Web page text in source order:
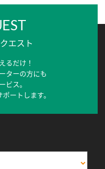
エスト
るだけ！
ターの方にも
ビス。
ートします。